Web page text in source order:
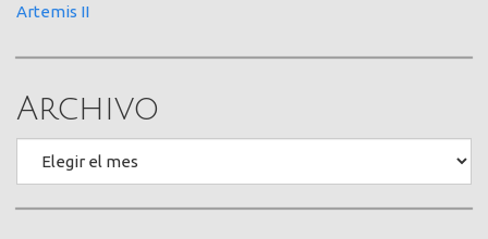
Artemis II
Archivo